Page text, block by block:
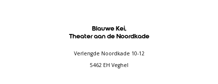
Blauwe Kei,
Theater aan de Noordkade
Verlengde Noordkade 10-12
5462 EH Veghel